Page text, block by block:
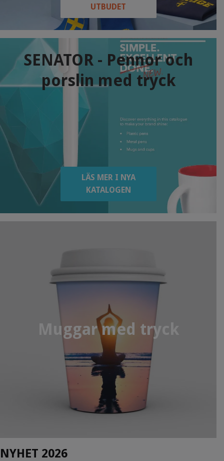
UTBUDET
SENATOR - Pennor och
porslin med tryck
LÄS MER I NYA
KATALOGEN
Muggar med tryck
NYHET 2026